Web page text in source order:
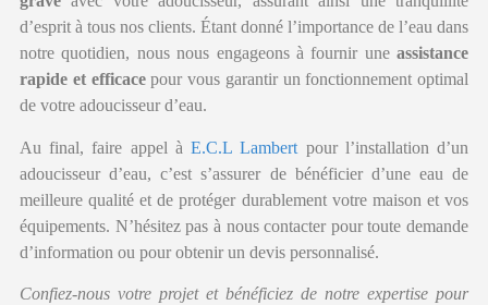
d’esprit à tous nos clients. Étant donné l’importance de l’eau dans
notre quotidien, nous nous engageons à fournir une assistance
rapide et efficacepour vous garantir un fonctionnement optimal
de votre adoucisseur d’eau.
Au final, faire appel àE.C.L Lambert pour l’installation d’un
adoucisseur d’eau, c’est s’assurer de bénéficier d’une eau de
meilleure qualité et de protéger durablement votre maison et vos
équipements. N’hésitez pas à nous contacter pour toute demande
d’information ou pour obtenir un devis personnalisé.
Confiez-nous votre projet et bénéficiez de notre expertise pour